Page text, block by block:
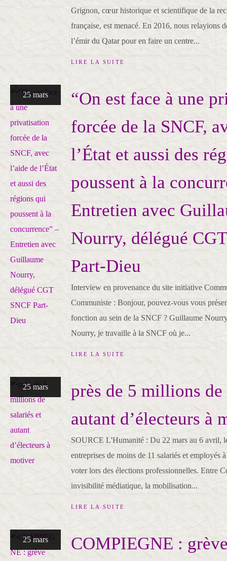
Grignon, cœur historique et scientifique de la
française, est menacé. En 2016, nous relayions
l’émir du Qatar pour en faire un centre...
LIRE LA SUITE
25 mars
“On est face à une
forcée de la SNCF,
l’État et aussi des
poussent à la
Entretien avec
Nourry, délégué
Part-Dieu
Interview en provenance du site initiative
Communiste : Bonjour, pouvez-vous vous
fonction au sein de la SNCF ? Guillaume
Nourry, je travaille à la SNCF où je...
LIRE LA SUITE
25 mars
près de 5 millions de
autant d’électeurs à
SOURCE L'Humanité : Du 22 mars au 6 avril,
entreprises de moins de 11 salariés et employés
voter lors des élections professionnelles. Entre
invisibilité médiatique, la mobilisation...
LIRE LA SUITE
25 mars
COMPIEGNE :